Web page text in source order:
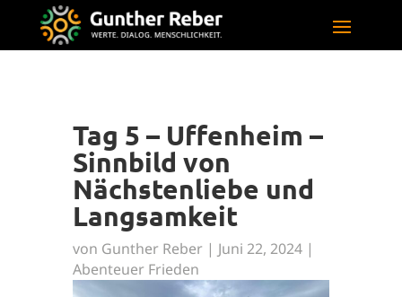
Tag 5 – Uffenheim –
Sinnbild von
Nächstenliebe und
Langsamkeit
von Gunther Reber | Juni 22, 2024|
Abenteuer Frieden